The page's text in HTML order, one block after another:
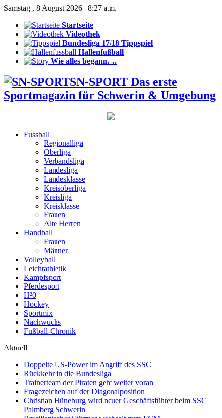
Samstag , 8 August 2026 | 8:27 a.m.
Startseite
Videothek
Bundesliga 17/18 Tippspiel
Hallenfußball
Wie alles begann….
SN-SPORT Das erste
Sportmagazin für Schwerin & Umgebung
Fussball
Regionalliga
Oberliga
Verbandsliga
Landesliga
Landesklasse
Kreisoberliga
Kreisliga
Kreisklasse
Frauen
Alte Herren
Handball
Frauen
Männer
Volleyball
Leichtathletik
Kampfsport
Pferdesport
H²0
Hockey
Sportmix
Nachwuchs
Fußball-Chronik
Aktuell
Doppelte US-Power im Angriff des SSC
Rückkehr in die Bundesliga
Trainerteam der Piraten geht weiter voran
Fragezeichen auf der Diagonalposition
Christian Hüneburg wird neuer Geschäftsführer beim SSC
Palmberg Schwerin